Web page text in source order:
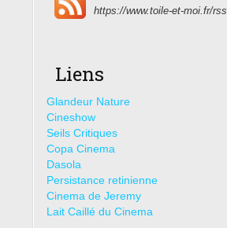
https://www.toile-et-moi.fr/rss
Liens
Glandeur Nature
Cineshow
Seils Critiques
Copa Cinema
Dasola
Persistance retinienne
Cinema de Jeremy
Lait Caillé du Cinema